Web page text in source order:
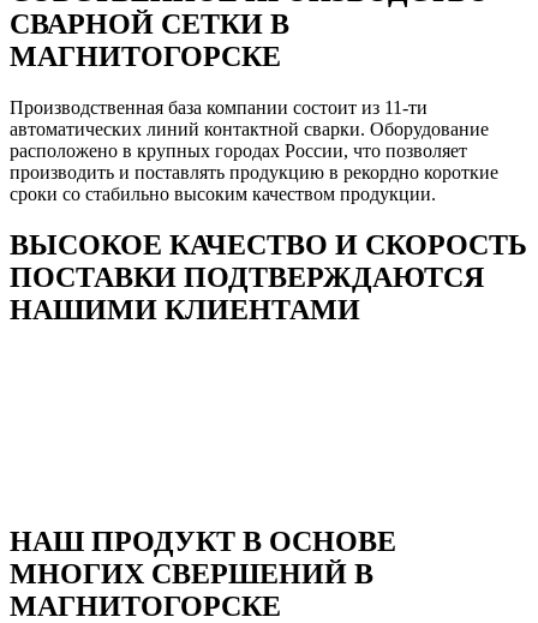
СВАРНОЙ СЕТКИ В
МАГНИТОГОРСКЕ
Производственная база компании состоит из 11-ти
автоматических линий контактной сварки. Оборудование
расположено в крупных городах России, что позволяет
производить и поставлять продукцию в рекордно короткие
сроки со стабильно высоким качеством продукции.
ВЫСОКОЕ КАЧЕСТВО И СКОРОСТЬ
ПОСТАВКИ ПОДТВЕРЖДАЮТСЯ
НАШИМИ КЛИЕНТАМИ
НАШ ПРОДУКТ В ОСНОВЕ
МНОГИХ СВЕРШЕНИЙ В
МАГНИТОГОРСКЕ